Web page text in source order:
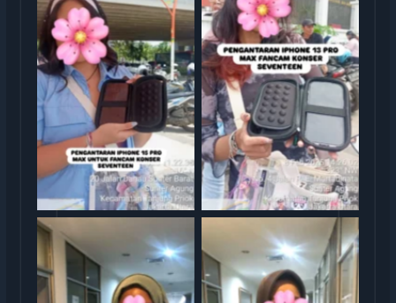
Serah Terima Sewa iPhone
TransGO
Serah Terima Sewa iPhone
13 Pro Max Konser
Seventeen